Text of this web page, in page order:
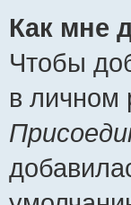
Как мне
Чтобы
в личном